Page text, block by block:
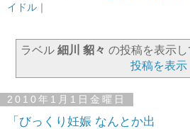
イドル ｜
ラベル 細川 貂々 の投稿を表示し
投稿を表示
2010年1月1日金曜日
「びっくり妊娠 なんとか出